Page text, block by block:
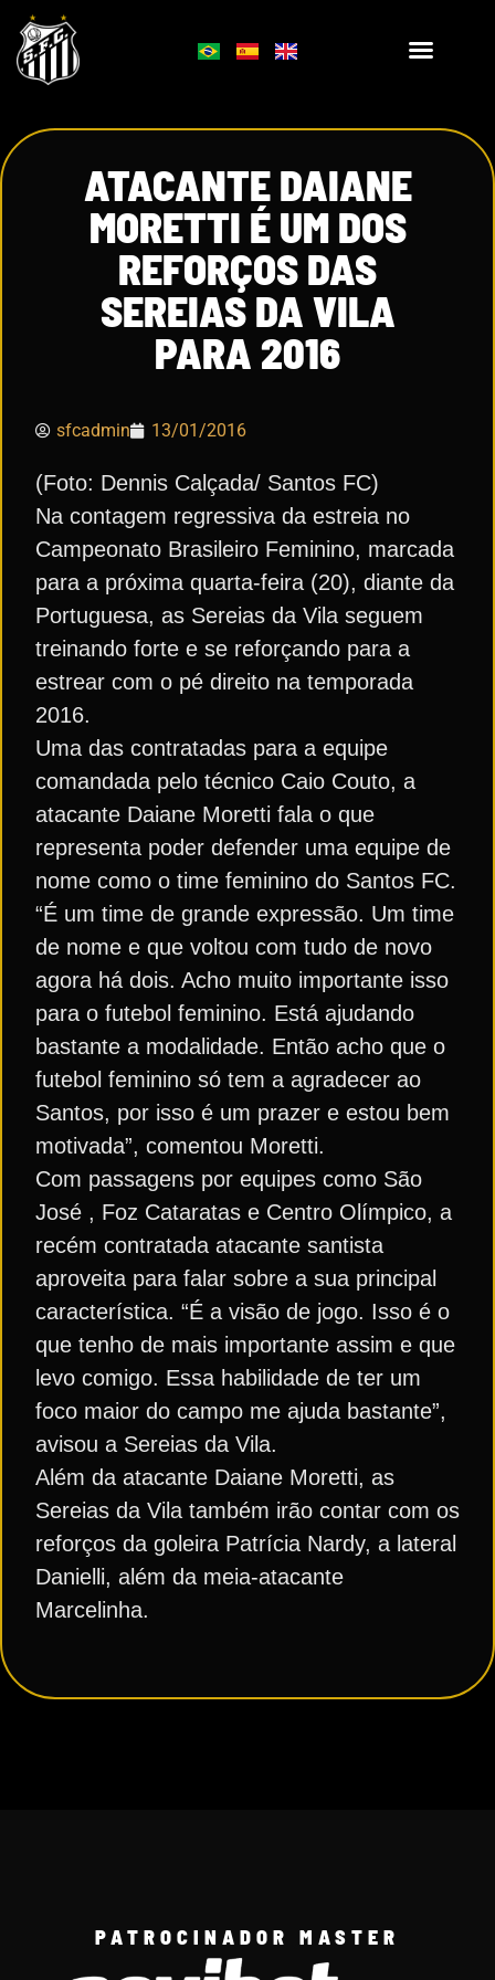
ATACANTE DAIANE
MORETTI É UM DOS
REFORÇOS DAS
SEREIAS DA VILA
PARA 2016
sfcadmin 13/01/2016
(Foto: Dennis Calçada/ Santos FC)
Na contagem regressiva da estreia no
Campeonato Brasileiro Feminino, marcada
para a próxima quarta-feira (20), diante da
Portuguesa, as Sereias da Vila seguem
treinando forte e se reforçando para a
estrear com o pé direito na temporada
2016.
Uma das contratadas para a equipe
comandada pelo técnico Caio Couto, a
atacante Daiane Moretti fala o que
representa poder defender uma equipe de
nome como o time feminino do Santos FC.
“É um time de grande expressão. Um time
de nome e que voltou com tudo de novo
agora há dois. Acho muito importante isso
para o futebol feminino. Está ajudando
bastante a modalidade. Então acho que o
futebol feminino só tem a agradecer ao
Santos, por isso é um prazer e estou bem
motivada”, comentou Moretti.
Com passagens por equipes como São
José , Foz Cataratas e Centro Olímpico, a
recém contratada atacante santista
aproveita para falar sobre a sua principal
característica. “É a visão de jogo. Isso é o
que tenho de mais importante assim e que
levo comigo. Essa habilidade de ter um
foco maior do campo me ajuda bastante”,
avisou a Sereias da Vila.
Além da atacante Daiane Moretti, as
Sereias da Vila também irão contar com os
reforços da goleira Patrícia Nardy, a lateral
Danielli, além da meia-atacante
Marcelinha.
PATROCINADOR MASTER